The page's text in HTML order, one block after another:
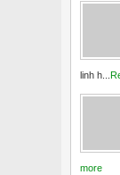
linh h...
more